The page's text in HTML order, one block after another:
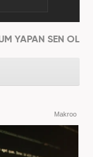
YAPAN SEN OL
Makroo